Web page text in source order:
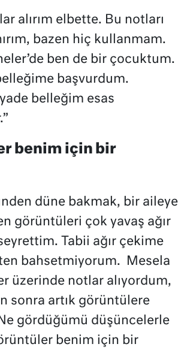
alırım elbette. Bu notları
bazen hiç kullanmam.
ben de bir çocuktum.
başvurdum.
belleğim esas
benim için bir
düne bakmak, bir aileye
görüntüleri çok yavaş ağır
Tabii ağır çekime
bahsetmiyorum. Mesela
üzerinde notlar alıyordum,
sonra artık görüntülere
gördüğümü düşüncelerle
benim için bir